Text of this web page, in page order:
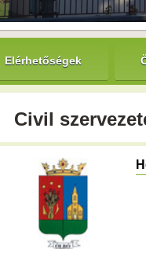
Elérhetőségek
Civil